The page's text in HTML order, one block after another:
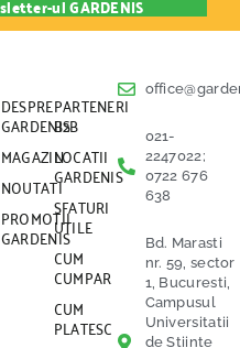
DESPRE
GARDENIS
MAGAZIN
NOUTATI
PROMOTII
GARDENIS
PARTENERI
B2B
LOCATII
GARDENIS
SFATURI
UTILE
CUM
CUMPAR
CUM
PLATESC
021-
2247022;
0722 676
638
Bd. Marasti
nr. 59, sector
1, Bucuresti,
Campusul
Universitatii
de Stiinte